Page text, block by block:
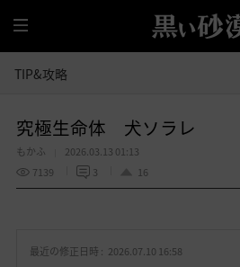
全
体
TIP&攻略
究極生命体 犬ソラレ
もかふ
2026.03.13 01:13
7139
3 16
最近の修正日時 : 2026.07.10 16:58